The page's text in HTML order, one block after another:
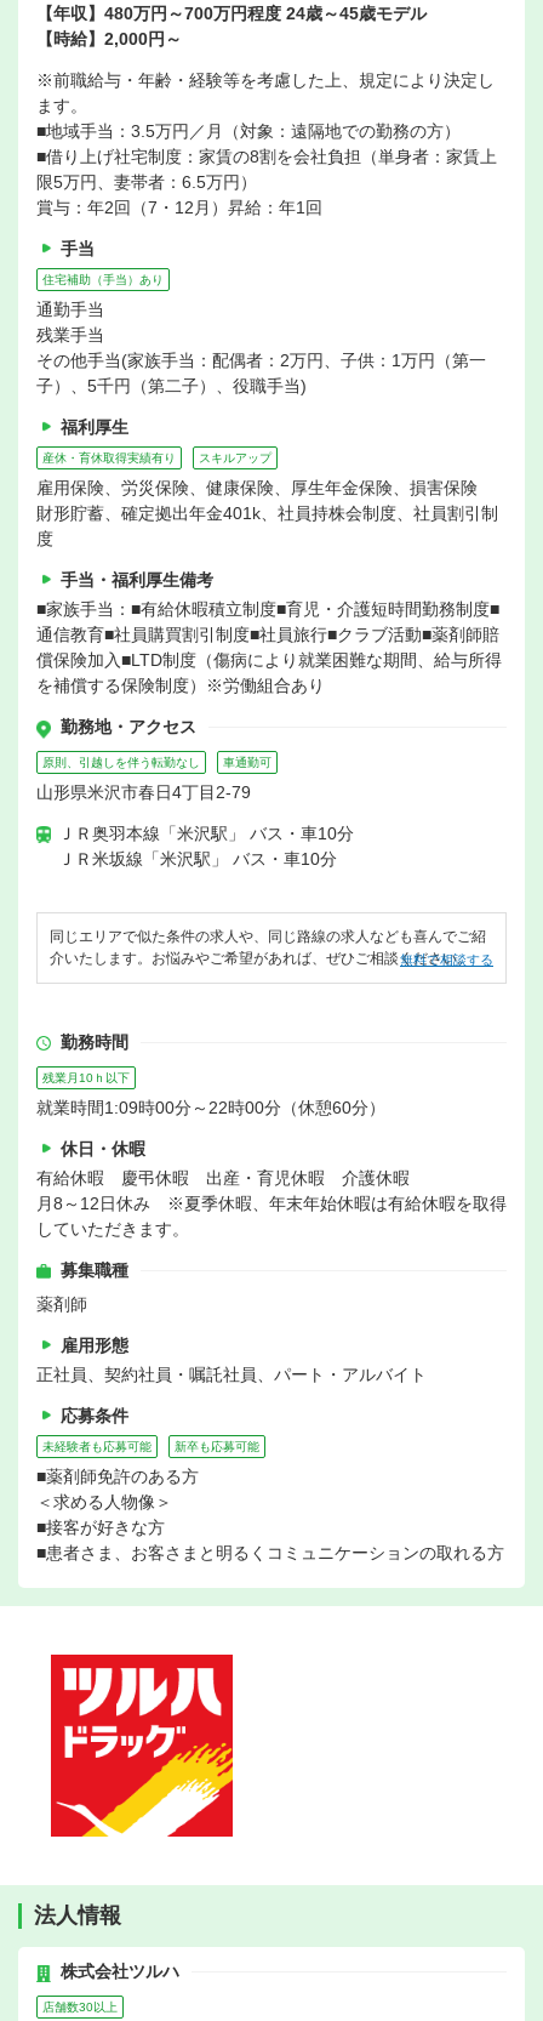
【年収】480万円～700万円程度 24歳～45歳モデル
【時給】2,000円～
※前職給与・年齢・経験等を考慮した上、規定により決定し
ます。
■地域手当：3.5万円／月（対象：遠隔地での勤務の方）
■借り上げ社宅制度：家賃の8割を会社負担（単身者：家賃上
限5万円、妻帯者：6.5万円）
賞与：年2回（7・12月）昇給：年1回
手当
住宅補助（手当）あり
通勤手当
残業手当
その他手当(家族手当：配偶者：2万円、子供：1万円（第一
子）、5千円（第二子）、役職手当)
福利厚生
産休・育休取得実績有り スキルアップ
雇用保険、労災保険、健康保険、厚生年金保険、損害保険
財形貯蓄、確定拠出年金401k、社員持株会制度、社員割引制
度
手当・福利厚生備考
■家族手当：■有給休暇積立制度■育児・介護短時間勤務制度■
通信教育■社員購買割引制度■社員旅行■クラブ活動■薬剤師賠
償保険加入■LTD制度（傷病により就業困難な期間、給与所得
を補償する保険制度）※労働組合あり
勤務地・アクセス
原則、引越しを伴う転勤なし 車通勤可
山形県米沢市春日4丁目2-79
ＪＲ奥羽本線「米沢駅」 バス・車10分
ＪＲ米坂線「米沢駅」 バス・車10分
同じエリアで似た条件の求人や、同じ路線の求人なども喜んでご紹
介いたします。お悩みやご希望があれば、ぜひご相談ください。
無料で相談する
勤務時間
残業月10ｈ以下
就業時間1:09時00分～22時00分（休憩60分）
休日・休暇
有給休暇 慶弔休暇 出産・育児休暇 介護休暇
月8～12日休み ※夏季休暇、年末年始休暇は有給休暇を取得
していただきます。
募集職種
薬剤師
雇用形態
正社員、契約社員・嘱託社員、パート・アルバイト
応募条件
未経験者も応募可能 新卒も応募可能
■薬剤師免許のある方
＜求める人物像＞
■接客が好きな方
■患者さま、お客さまと明るくコミュニケーションの取れる方
法人情報
株式会社ツルハ
店舗数30以上